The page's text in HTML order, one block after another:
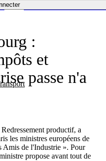
:
et
passe n'a
productif, a
les ministres européens de
Amis de l'Industrie ». Pour
propose avant tout de